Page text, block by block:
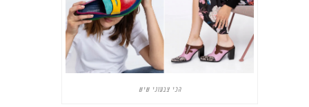
הכי צבעוני שיש